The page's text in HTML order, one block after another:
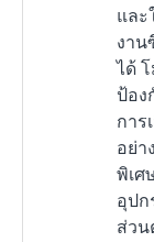
และ
งาน
ได้
ป้อง
การ
อย่า
พิเศ
อุปก
ส่วน